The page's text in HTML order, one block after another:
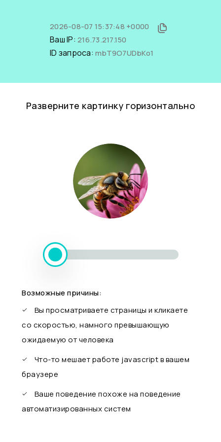
2026-08-07 15:37:48 +0000
Ваш IP: 216.73.217.150
ID запроса: mbT9O7UDbKo1
Разверните картинку горизонтально
Возможные причины:
Вы просматриваете страницы и кликаете
со скоростью, намного превышающую
ожидаемую от человека
Что-то мешает работе javascript в вашем
браузере
Ваше поведение похоже на поведение
автоматизированных систем